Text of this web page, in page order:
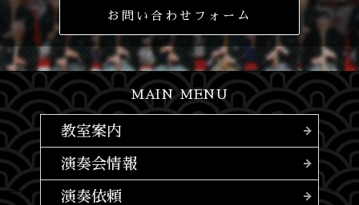
お問い合わせフォーム
MAIN MENU
教室案内
演奏会情報
演奏依頼